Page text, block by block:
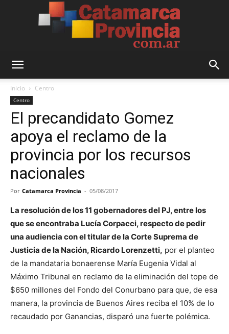
Provincia
Inicio Centro
Centro
El precandidato Gomez
apoya el reclamo de la
provincia por los recursos
nacionales
Por Catamarca Provincia - 05/08/2017
La resolución de los 11 gobernadores del PJ, entre los
que se encontraba Lucía Corpacci, respecto de pedir
una audiencia con el titular de la Corte Suprema de
Justicia de la Nación, Ricardo Lorenzetti, por el planteo
de la mandataria bonaerense María Eugenia Vidal al
Máximo Tribunal en reclamo de la eliminación del tope de
$650 millones del Fondo del Conurbano para que, de esa
manera, la provincia de Buenos Aires reciba el 10% de lo
recaudado por Ganancias, disparó una fuerte polémica.